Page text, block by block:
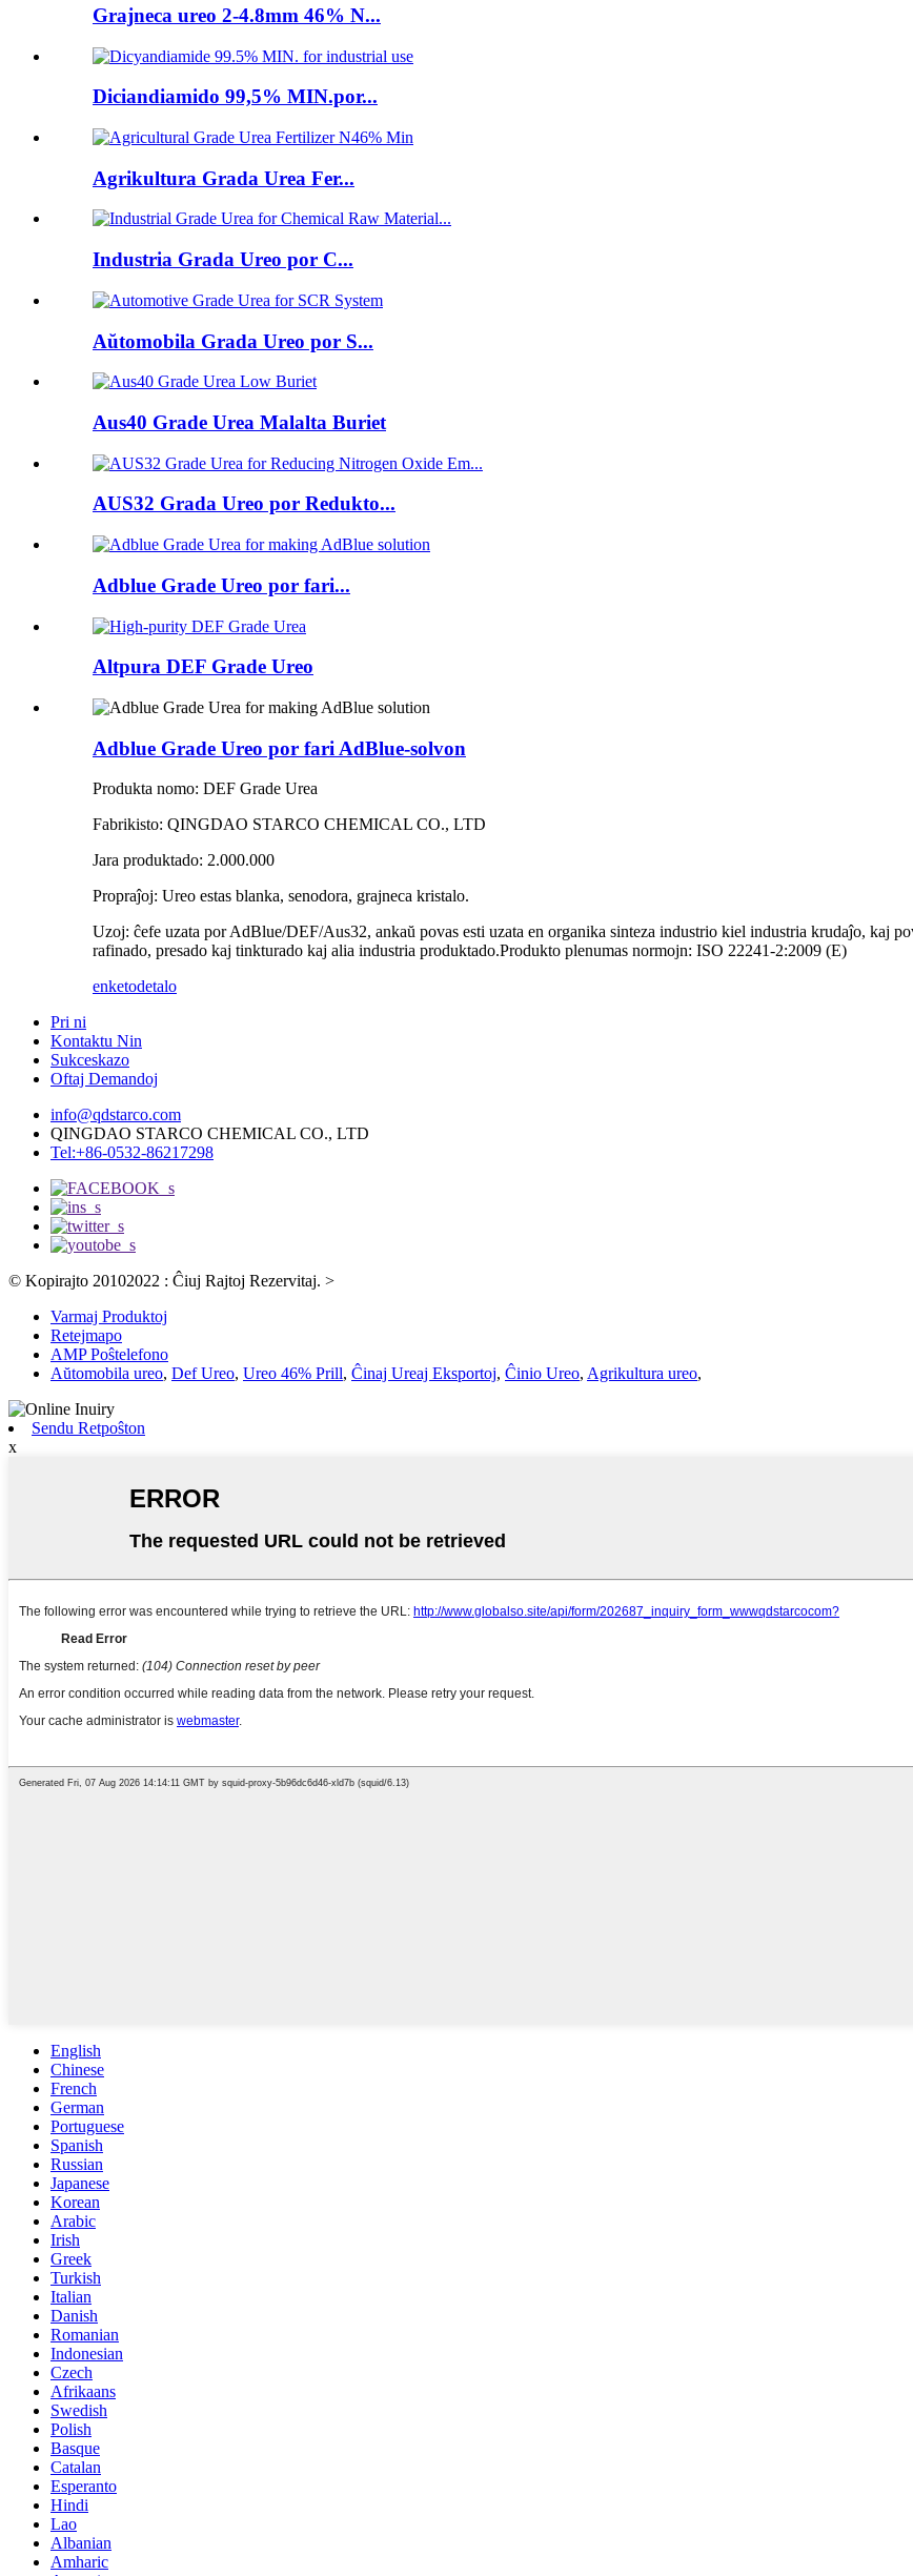
Grajneca ureo 2-4.8mm 46% N...
Diciandiamido 99,5% MIN.por...
Agrikultura Grada Urea Fer...
Industria Grada Ureo por C...
Aŭtomobila Grada Ureo por S...
Aus40 Grade Urea Malalta Buriet
AUS32 Grada Ureo por Redukto...
Adblue Grade Ureo por fari...
Altpura DEF Grade Ureo
Adblue Grade Ureo por fari AdBlue-solvon
Produkta nomo: DEF Grade Urea
Fabrikisto: QINGDAO STARCO CHEMICAL CO., LTD
Jara produktado: 2.000.000
Propraĵoj: Ureo estas blanka, senodora, grajneca kristalo.
Uzoj: ĉefe uzata por AdBlue/DEF/Aus32, ankaŭ povas esti uzata en organika sinteza industrio kiel industria krudaĵo, kaj
rafinado, presado kaj tinkturado kaj alia industria produktado.Produkto plenumas normojn: ISO 22241-2:2009 (E)
enketodetalo
Pri ni
Kontaktu Nin
Sukceskazo
Oftaj Demandoj
info@qdstarco.com
QINGDAO STARCO CHEMICAL CO., LTD
Tel:+86-0532-86217298
© Kopirajto 20102022 : Ĉiuj Rajtoj Rezervitaj. >
Varmaj Produktoj
Retejmapo
AMP Poŝtelefono
Aŭtomobila ureo, Def Ureo, Ureo 46% Prill, Ĉinaj Ureaj Eksportoj, Ĉinio Ureo, Agrikultura ureo,
Sendu Retpoŝton
x
English
Chinese
French
German
Portuguese
Spanish
Russian
Japanese
Korean
Arabic
Irish
Greek
Turkish
Italian
Danish
Romanian
Indonesian
Czech
Afrikaans
Swedish
Polish
Basque
Catalan
Esperanto
Hindi
Lao
Albanian
Amharic